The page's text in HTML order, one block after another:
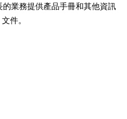
業務提供產品手冊和其他資訊
文件。